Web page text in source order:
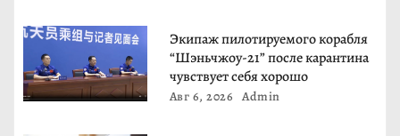
с
я
Экипаж пилотируемого корабля
“Шэньчжоу-21” после карантина
чувствует себя хорошо
Авг 6, 2026 Admin